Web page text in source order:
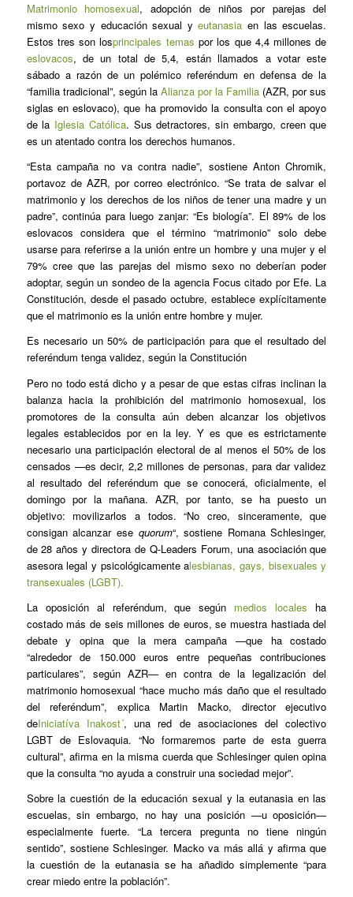
Matrimonio homosexual, adopción de niños por parejas del
mismo sexo y educación sexual yeutanasia en las escuelas.
Estos tres son losprincipales temas por los que 4,4 millones de
eslovacos, de un total de 5,4, están llamados a votar este
sábado a razón de un polémico referéndum en defensa de la
“familia tradicional”, según la Alianza por la Familia (AZR, por sus
siglas en eslovaco), que ha promovido la consulta con el apoyo
de la Iglesia Católica. Sus detractores, sin embargo, creen que
es un atentado contra los derechos humanos.
“Esta campaña no va contra nadie”, sostiene Anton Chromik,
portavoz de AZR, por correo electrónico. “Se trata de salvar el
matrimonio y los derechos de los niños de tener una madre y un
padre”, continúa para luego zanjar: “Es biología”. El 89% de los
eslovacos considera que el término “matrimonio” solo debe
usarse para referirse a la unión entre un hombre y una mujer y el
79% cree que las parejas del mismo sexo no deberían poder
adoptar, según un sondeo de la agencia Focus citado por Efe. La
Constitución, desde el pasado octubre, establece explícitamente
que el matrimonio es la unión entre hombre y mujer.
Es necesario un 50% de participación para que el resultado del
referéndum tenga validez, según la Constitución
Pero no todo está dicho y a pesar de que estas cifras inclinan la
balanza hacia la prohibición del matrimonio homosexual, los
promotores de la consulta aún deben alcanzar los objetivos
legales establecidos por en la ley. Y es que es estrictamente
necesario una participación electoral de al menos el 50% de los
censados —es decir, 2,2 millones de personas, para dar validez
al resultado del referéndum que se conocerá, oficialmente, el
domingo por la mañana. AZR, por tanto, se ha puesto un
objetivo: movilizarlos a todos. “No creo, sinceramente, que
consigan alcanzar ese quorum“, sostiene Romana Schlesinger,
de 28 años y directora de Q-Leaders Forum, una asociación que
asesora legal y psicológicamente alesbianas, gays, bisexuales y
transexuales (LGBT).
La oposición al referéndum, que según medios locales ha
costado más de seis millones de euros, se muestra hastiada del
debate y opina que la mera campaña —que ha costado
“alrededor de 150.000 euros entre pequeñas contribuciones
particulares”, según AZR— en contra de la legalización del
matrimonio homosexual “hace mucho más daño que el resultado
del referéndum”, explica Martin Macko, director ejecutivo
deIniciatíva Inakost´, una red de asociaciones del colectivo
LGBT de Eslovaquia. “No formaremos parte de esta guerra
cultural”, afirma en la misma cuerda que Schlesinger quien opina
que la consulta “no ayuda a construir una sociedad mejor”.
Sobre la cuestión de la educación sexual y la eutanasia en las
escuelas, sin embargo, no hay una posición —u oposición—
especialmente fuerte. “La tercera pregunta no tiene ningún
sentido”, sostiene Schlesinger. Macko va más allá y afirma que
la cuestión de la eutanasia se ha añadido simplemente “para
crear miedo entre la población”.